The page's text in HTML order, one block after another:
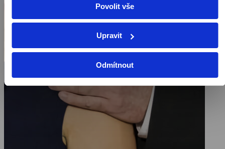
Povolit vše
Upravit
Odmítnout